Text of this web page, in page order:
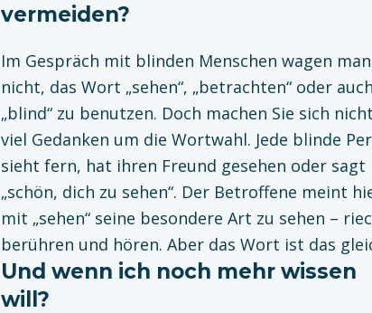
vermeiden?
Im Gespräch mit blinden Menschen wagen
nicht, das Wort „sehen“, „betrachten“ oder auch
„blind“ zu benutzen. Doch machen Sie sich
viel Gedanken um die Wortwahl. Jede blinde
sieht fern, hat ihren Freund gesehen oder sagt
„schön, dich zu sehen“. Der Betroffene meint
mit „sehen“ seine besondere Art zu sehen –
berühren und hören. Aber das Wort ist das
Und wenn ich noch mehr wissen
will?